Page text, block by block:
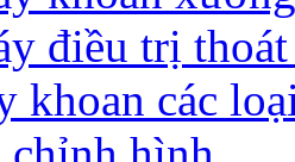
điều trị
khoan các